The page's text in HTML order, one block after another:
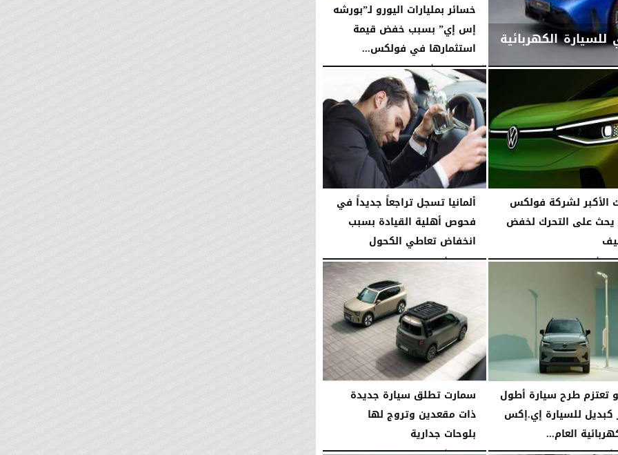
للسيارة الكهربائية
خسائر بمليارات اليورو لـ”بورشه
إس إي” بسبب خفض قيمة
استثمارها في فولكس...
اليومالسبت، 8 أغسطس 2026 03:09 مـ
الأكبر لشركة فولكس
يحث على التحرك لخفض
2026 02:50 مـ
ألمانيا تسجل تراجعاً جديداً في
فحوص أهلية القيادة بسبب
انخفاض تعاطي الكحول
الخميس، 6 أغسطس 2026 03:15 مـ
تعتزم طرح سيارة أطول
كبديل للسيارة إي.إكس
سمارت تطلق سيارة جديدة
ذات مقعدين وتروج لها
بلوحات جدارية